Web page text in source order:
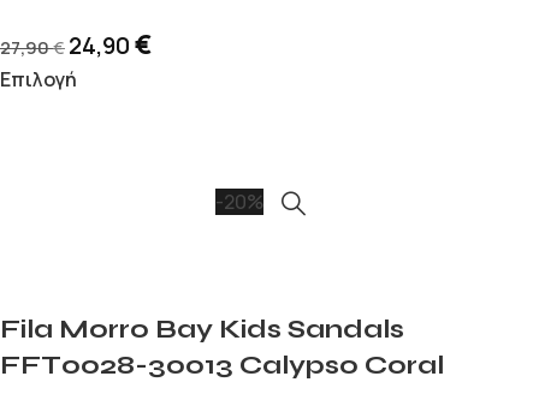
27,90€ 24,90€
Επιλογή
-20%
Fila Morro Bay Kids Sandals
FFT0028-30013 Calypso Coral